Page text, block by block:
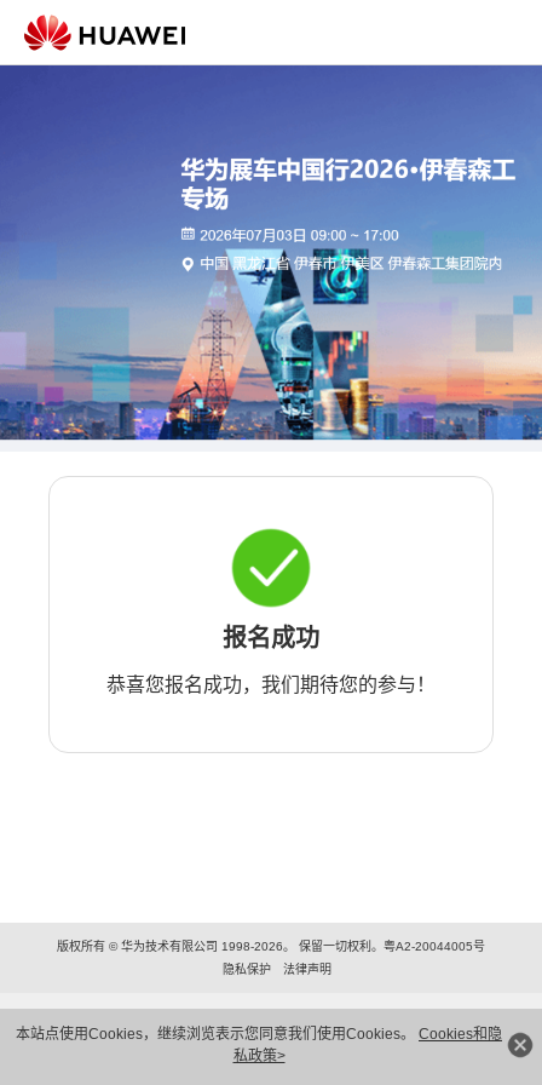
本站点使用Cookies，继续浏览表示您同意我们使用Cookies。 Cookies和隐
私政策>
报名成功
恭喜您报名成功，我们期待您的参与！
版权所有 © 华为技术有限公司 1998-2026。 保留一切权利。粤A2-20044005号
隐私保护
法律声明